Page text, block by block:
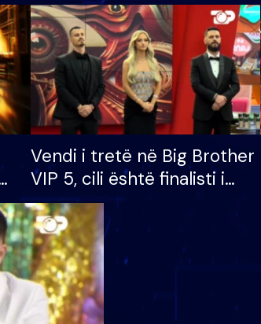
Vendi i tretë në Big Brother
VIP 5, cili është finalisti i
radhës që lë shtëpinë